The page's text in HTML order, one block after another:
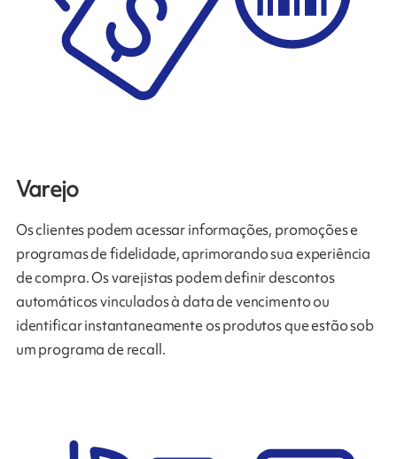
Varejo
Os clientes podem acessar informações, promoções e
programas de fidelidade, aprimorando sua experiência
de compra. Os varejistas podem definir descontos
automáticos vinculados à data de vencimento ou
identificar instantaneamente os produtos que estão sob
um programa de recall.